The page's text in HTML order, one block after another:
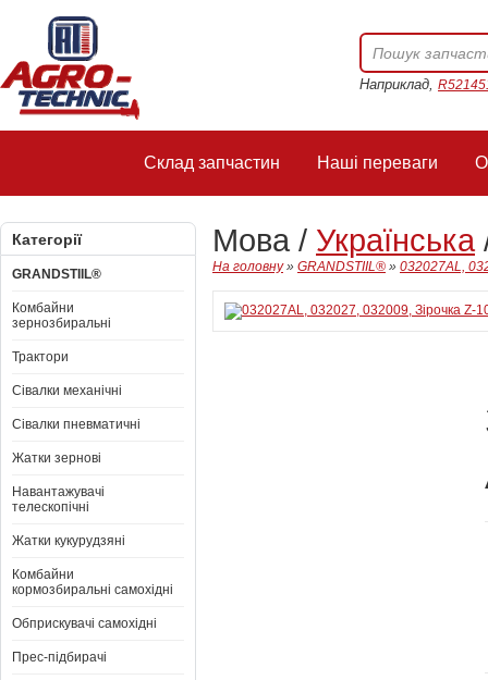
Наприклад,
Склад запчастин Наші переваги
Категорії
GRANDSTIIL®
Комбайни
зернозбиральні
Трактори
Сівалки механічні
Сівалки пневматичні
Жатки зернові
Навантажувачі
телескопічні
Жатки кукурудзяні
Комбайни
кормозбиральні самохідні
Обприскувачі самохідні
Прес-підбирачі
Мова / Українська
На головну» GRANDSTIIL® » 032027AL,